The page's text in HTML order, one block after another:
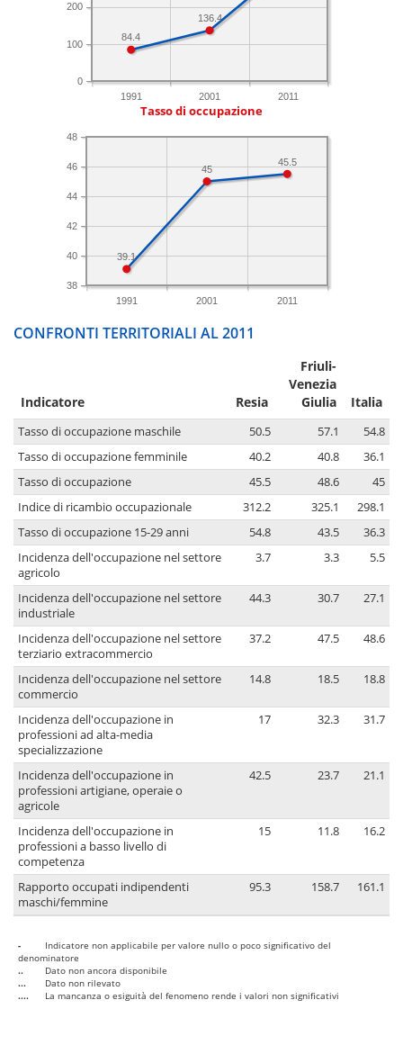
1991 2001 2011
0
100
200
136.4
84.4
Tasso di occupazione
1991 2001 2011
38
40
42
44
46
48
45.5
45
39.1
CONFRONTI TERRITORIALI AL 2011
Indicatore Resia
Friuli-
Venezia
Giulia
Italia
Tasso di occupazione maschile 50.5 57.1
54.8
Tasso di occupazione femminile
40.2 40.8
36.1
Tasso di occupazione
45.5 48.6
45
Indice di ricambio occupazionale
312.2 325.1
298.1
Tasso di occupazione 15-29 anni
54.8 43.5
36.3
Incidenza dell'occupazione nel settore
agricolo
3.7 3.3 5.5
Incidenza dell'occupazione nel settore
industriale
44.3 30.7 27.1
Incidenza dell'occupazione nel settore
terziario extracommercio
37.2 47.5 48.6
Incidenza dell'occupazione nel settore
commercio
14.8 18.5 18.8
Incidenza dell'occupazione in
professioni ad alta-media
specializzazione
17 32.3 31.7
Incidenza dell'occupazione in
professioni artigiane, operaie o
agricole
42.5 23.7 21.1
Incidenza dell'occupazione in
professioni a basso livello di
competenza
15 11.8 16.2
Rapporto occupati indipendenti
maschi/femmine
95.3 158.7 161.1
-
Indicatore non applicabile per valore nullo o poco significativo del
denominatore
..
Dato non ancora disponibile
...
Dato non rilevato
....
La mancanza o esiguità del fenomeno rende i valori non significativi